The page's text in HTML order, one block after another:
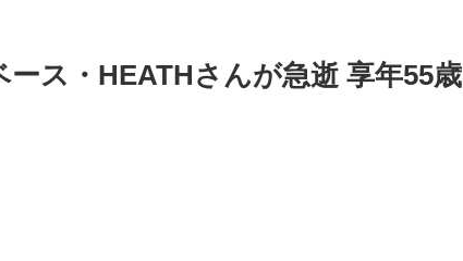
ース・HEATHさんが急逝 享年55歳